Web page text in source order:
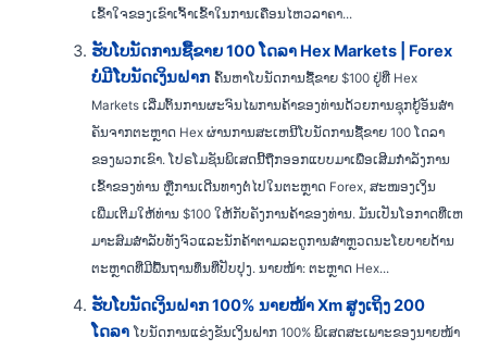
ເຂົ້າໃຈຂອງເຂົາເຈົ້າເຂົ້າໃນການເຄື່ອນໄຫວລາຄາ...
ຮັບໂບນັດການຊື້ຂາຍ 100 ໂດລາ Hex Markets | Forex
ບໍ່ມີໂບນັດເງິນຝາກ ຄົ້ນຫາໂບນັດການຊື້ຂາຍ $100 ຢູ່ທີ່ Hex
Markets ເລີ່ມຕົ້ນການຜະຈົນໄພການຄ້າຂອງທ່ານດ້ວຍການຊຸກຍູ້ອັນສໍາ
ຄັນຈາກຕະຫຼາດ Hex ຜ່ານການສະເຫນີໂບນັດການຊື້ຂາຍ 100 ໂດລາ
ຂອງພວກເຂົາ. ໂປຣໂມຊັນພິເສດນີ້ຖືກອອກແບບມາເພື່ອເສີມກຳລັງການ
ເຂົ້າຂອງທ່ານ ຫຼືການເດີນທາງຕໍ່ໄປໃນຕະຫຼາດ Forex, ສະໜອງເງິນ
ເພີ່ມເຕີມໃຫ້ທ່ານ $100 ໃຫ້ກັບຄັງການຄ້າຂອງທ່ານ. ມັນ​ເປັນ​ໂອ​ກາດ​ທີ່​ເຫ
ມາະ​ສົມ​ສໍາ​ລັບ​ທັງ​ຈົວ​ແລະ​ນັກ​ຄ້າ​ຕາມ​ລະ​ດູ​ການ​ສໍາ​ຫຼວດ​ນະ​ໂຍ​ບາຍ​ດ້ານ​
ຕະ​ຫຼາດ​ທີ່​ມີ​ພື້ນ​ຖານ​ທຶນ​ທີ່​ປັບ​ປຸງ​. ນາຍໜ້າ: ຕະຫຼາດ Hex...
ຮັບໂບນັດເງິນຝາກ 100% ນາຍໜ້າ Xm ສູງເຖິງ 200
ໂດລາ ໂບນັດການແຂ່ງຂັນເງິນຝາກ 100% ພິເສດສະເພາະຂອງນາຍໜ້າ